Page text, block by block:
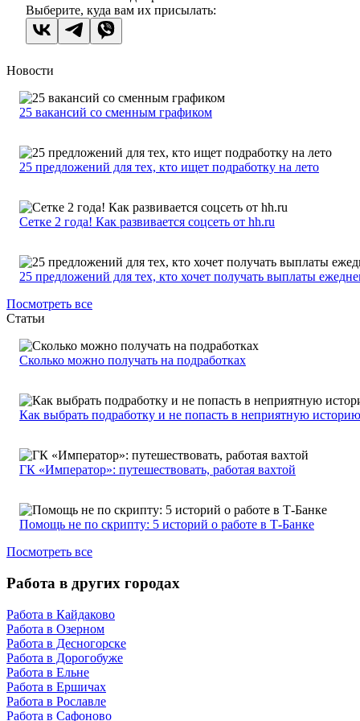
Выберите, куда вам их присылать:
Новости
25 вакансий со сменным графиком
25 предложений для тех, кто ищет подработку на лето
Сетке 2 года! Как развивается соцсеть от hh.ru
25 предложений для тех, кто хочет получать выплаты
Посмотреть все
Статьи
Сколько можно получать на подработках
Как выбрать подработку и не попасть в неприятную историю
ГК «Император»: путешествовать, работая вахтой
Помощь не по скрипту: 5 историй о работе в Т-Банке
Посмотреть все
Работа в других городах
Работа в Кайдаково
Работа в Озерном
Работа в Десногорске
Работа в Дорогобуже
Работа в Ельне
Работа в Ершичах
Работа в Рославле
Работа в Сафоново